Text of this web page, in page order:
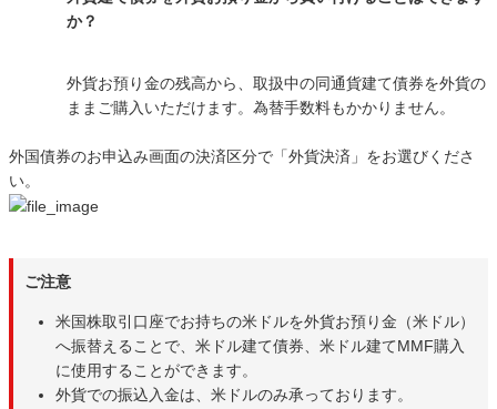
か？
外貨お預り金の残高から、取扱中の同通貨建て債券を外貨の
ままご購入いただけます。為替手数料もかかりません。
外国債券のお申込み画面の決済区分で「外貨決済」をお選びくださ
い。
ご注意
米国株取引口座でお持ちの米ドルを外貨お預り金（米ドル）
へ振替えることで、米ドル建て債券、米ドル建てMMF購入
に使用することができます。
外貨での振込入金は、米ドルのみ承っております。